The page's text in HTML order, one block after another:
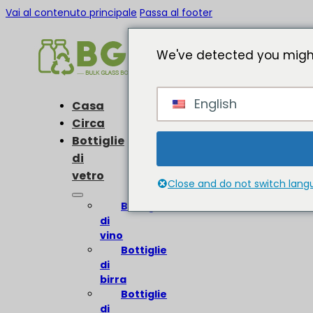
Vai al contenuto principale Passa al footer
Casa
Circa
Bottiglie
di
vetro
Bottiglie
di
vino
Bottiglie
di
birra
Bottiglie
di
We've detected you
English
Close and do not switch